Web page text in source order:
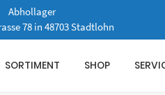
Abhollager
78 in 48703 Stadtlohn
SORTIMENT SHOP